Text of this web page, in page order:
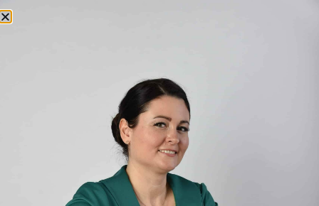
2021.02.22.
Menopauza támogatása
gyógynövényekkel, ha már nincs
ciklus
2026.01.15.